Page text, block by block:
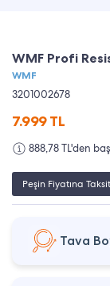
WMF Profi
WMF
3201002678
7.999TL
888,78 TL'den
Peşin Fiyatına
Tava